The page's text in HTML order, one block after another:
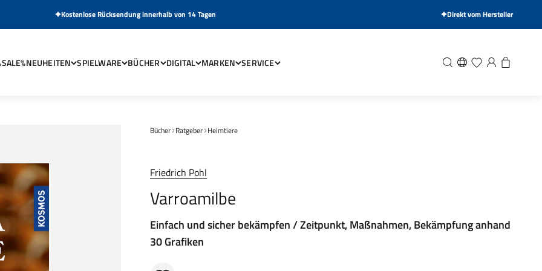
Kostenlose Rücksendung innerhalb von 14 Tagen Direkt vom Hersteller
NEUHEITEN SPIELWARE BÜCHER DIGITAL MARKEN SERVICE Suche Wunschliste
Anmelden
Bücher Ratgeber Heimtiere
Friedrich Pohl
Varroamilbe
Einfach und sicher bekämpfen / Zeitpunkt, Maßnahmen, Bekämpfung anhand
30 Grafiken